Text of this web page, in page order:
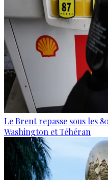
Le Brent repasse sous les
Washington et Téhéran